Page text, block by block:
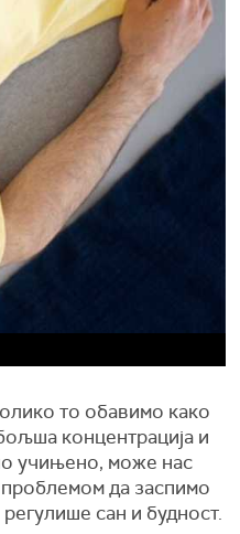
то обавимо како
концентрација и
учињено, може нас
проблемом да заспимо
сан и будност.